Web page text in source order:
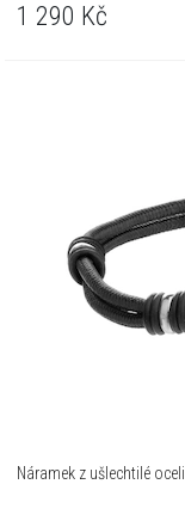
1 290 Kč
Náramek z ušlechtilé oceli